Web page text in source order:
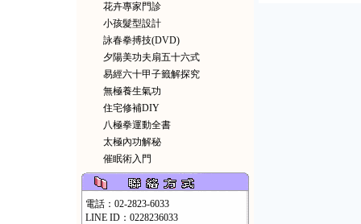
花卉專家門診
小孩髮型設計
詠春拳搏技(DVD)
夕陽美功夫扇五十六式
易經六十甲子籤解探究
無極養生氣功
住宅修補DIY
八極拳運動全書
太極內功解秘
催眠術入門
電話：02-2823-6033
LINE ID：0228236033